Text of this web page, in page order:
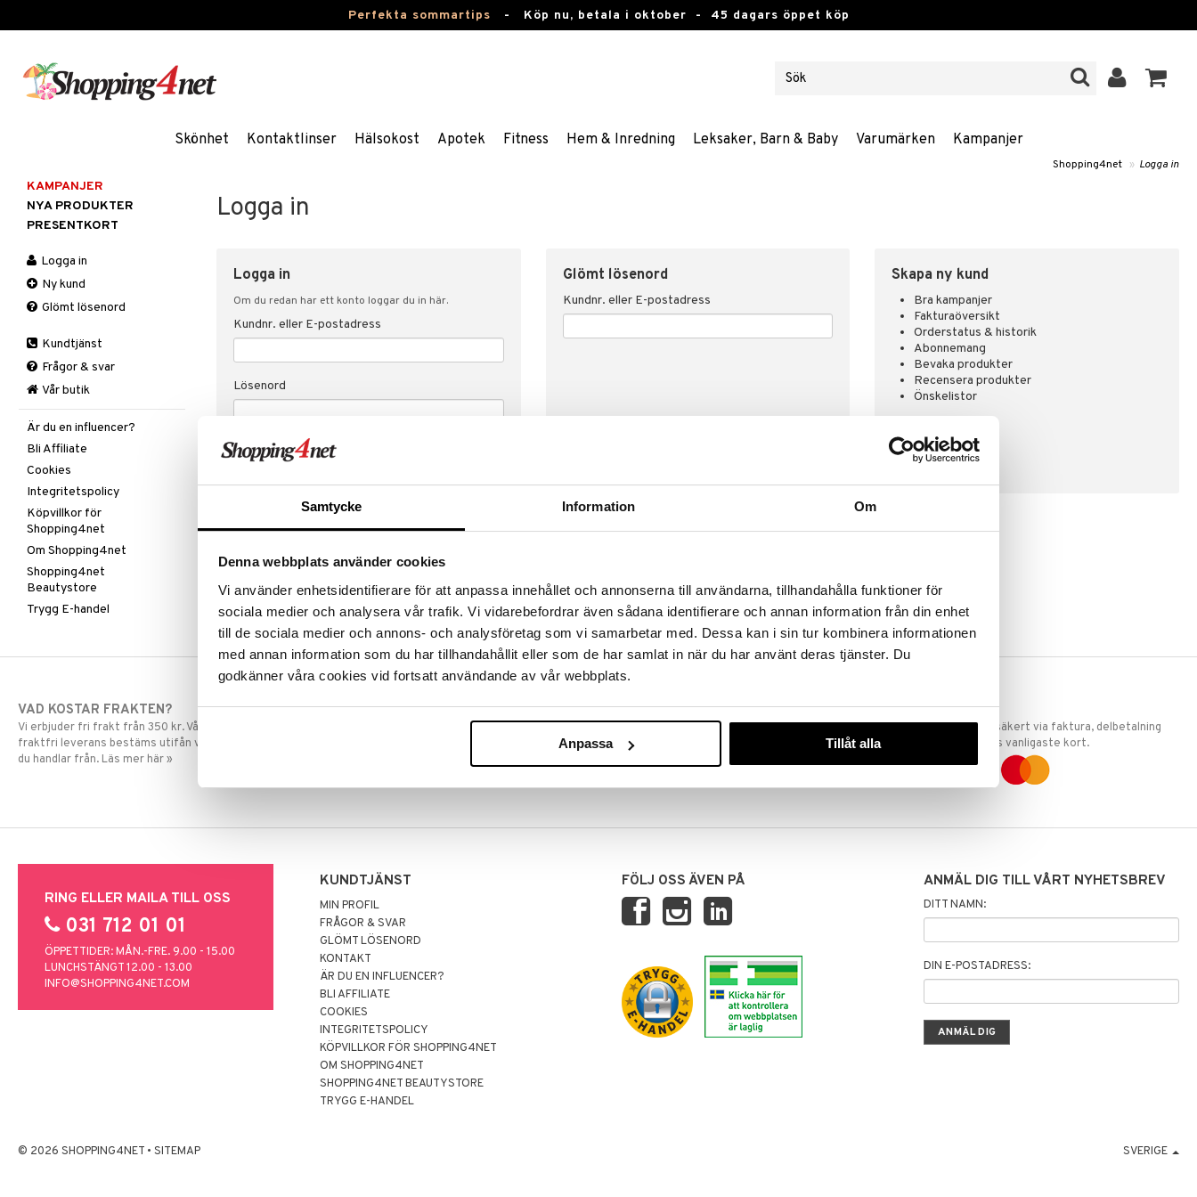
Samtycke Information Om
Denna webbplats använder cookies
Vi använder enhetsidentifierare för att anpassa innehållet och annonserna till användarna, tillhandahålla funktioner för
sociala medier och analysera vår trafik. Vi vidarebefordrar även sådana identifierare och annan information från din enhet
till de sociala medier och annons- och analysföretag som vi samarbetar med. Dessa kan i sin tur kombinera informationen
med annan information som du har tillhandahållit eller som de har samlat in när du har använt deras tjänster. Du
godkänner våra cookies vid fortsatt användande av vår webbplats.
Anpassa Tillåt alla
Perfekta sommartips - Köp nu, betala i oktober - 45 dagars öppet köp
Skönhet Kontaktlinser Hälsokost Apotek Fitness Hem & Inredning Leksaker, Barn & Baby Varumärken Kampanjer
Shopping4net » Logga in
Logga in
Logga in
Om du redan har ett konto loggar du in här.
Kundnr. eller E-postadress
Lösenord
Glömt lösenord
Kundnr. eller E-postadress
Skapa ny kund
Bra kampanjer
Fakturaöversikt
Orderstatus & historik
Abonnemang
Bevaka produkter
Recensera produkter
Önskelistor
SKAPA KUND
KAMPANJER
NYA PRODUKTER
PRESENTKORT
Logga in
Ny kund
Glömt lösenord
Kundtjänst
Frågor & svar
Vår butik
Är du en influencer?
Bli Affiliate
Cookies
Integritetspolicy
Köpvillkor för
Shopping4net
Om Shopping4net
Shopping4net
Beautystore
Trygg E-handel
VAD KOSTAR FRAKTEN?
Vi erbjuder fri frakt från 350 kr. Vår gräns för
fraktfri leverans bestäms utifån vilken avdelning
du handlar från. Läs mer här »
SNABBA LEVERANSER
Beställningar lagda före 14:00 (gäller varor i lager)
GODKÄND AV LÄKEMEDELSVERKET
EU-logotypen är symbolen som visar att vi är
godkända av Läkemedelsverket gällande
TRYGGA KÖP
Handla tryggt & säkert via faktura, delbetalning
eller marknadens vanligaste kort.
RING ELLER MAILA TILL OSS
031 712 01 01
ÖPPETTIDER: MÅN.-FRE. 9.00 - 15.00
LUNCHSTÄNGT 12.00 - 13.00
INFO@SHOPPING4NET.COM
KUNDTJÄNST
MIN PROFIL
FRÅGOR & SVAR
GLÖMT LÖSENORD
KONTAKT
ÄR DU EN INFLUENCER?
BLI AFFILIATE
COOKIES
INTEGRITETSPOLICY
KÖPVILLKOR FÖR SHOPPING4NET
OM SHOPPING4NET
SHOPPING4NET BEAUTYSTORE
TRYGG E-HANDEL
FÖLJ OSS ÄVEN PÅ ANMÄL DIG TILL VÅRT NYHETSBREV
DITT NAMN:
DIN E-POSTADRESS:
© 2026 SHOPPING4NET • SITEMAP SVERIGE